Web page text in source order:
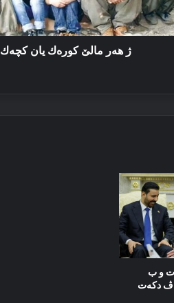
ژ ھەر مالێ كورەك یان كچەك
و ب
دکەت